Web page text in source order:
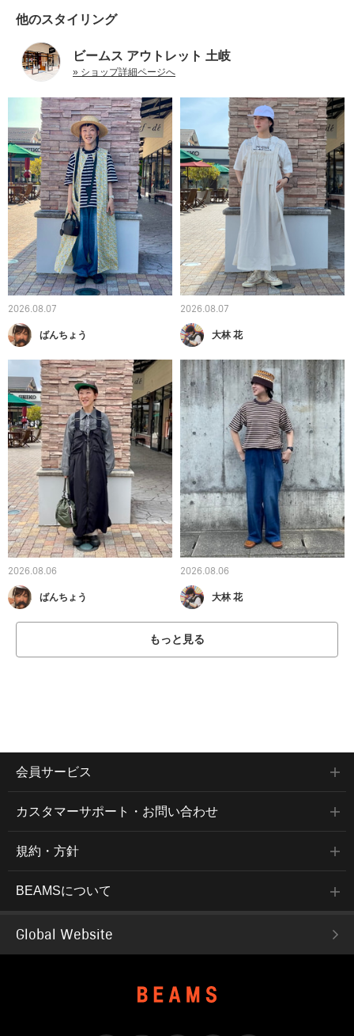
他のスタイリング
ビームス アウトレット 土岐
» ショップ詳細ページへ
2026.08.07
ばんちょう
2026.08.07
大林 花
2026.08.06
ばんちょう
2026.08.06
大林 花
もっと見る
会員サービス
カスタマーサポート・お問い合わせ
規約・方針
BEAMSについて
Global Website